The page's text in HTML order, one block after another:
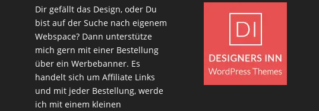
Dir gefällt das Design, oder Du
bist auf der Suche nach eigenem
Webspace? Dann unterstütze
mich gern mit einer Bestellung
über ein Werbebanner. Es
handelt sich um Affiliate Links
und mit jeder Bestellung, werde
ich mit einem kleinen